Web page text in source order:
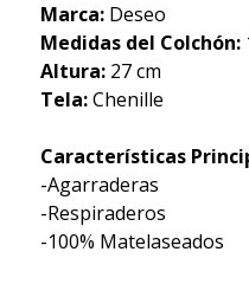
Marca:Deseo
Medidas del Colchón:
Altura:27 cm
Tela:Chenille
Características
-Agarraderas
-Respiraderos
-100% Matelaseados